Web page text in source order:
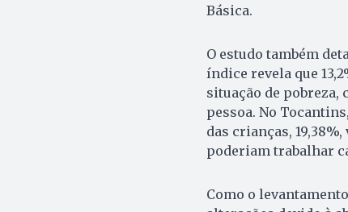
Básica.
O estudo também
índice revela que
situação de pobreza,
pessoa. No
das crianças,
poderiam trabalhar
Como o